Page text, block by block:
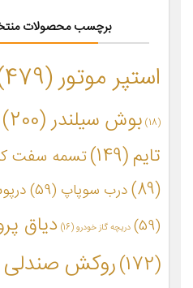
برچسب محصولات
استپر موتور(479)
(18) بوش سیلندر (200)
تایم(149)
تسمه سفت
(89)
درب سوپاپ (59)
(59)
دریچه گاز خودرو(16)
دیاق
(172)
روکش صندلی